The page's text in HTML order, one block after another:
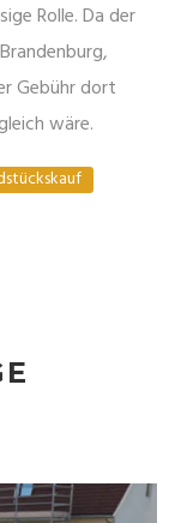
Rolle. Da der
Gebühr dort
wäre.